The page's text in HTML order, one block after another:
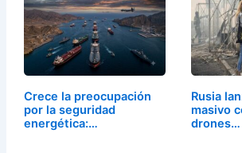
Crece la preocupación
por la seguridad
energética:…
Rusia
masivo
drones…